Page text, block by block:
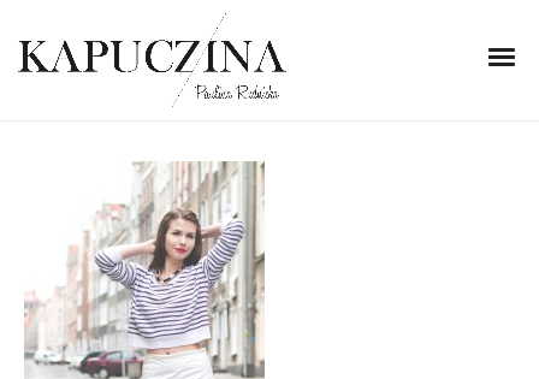
15 kwietnia 2014
IMG_2704
Written by